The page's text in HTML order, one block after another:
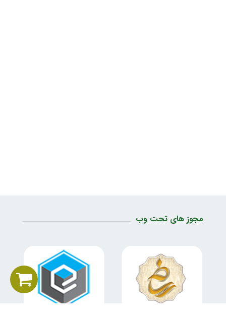
مجوز های تحت وب